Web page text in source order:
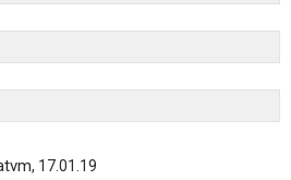
, 17.01.19